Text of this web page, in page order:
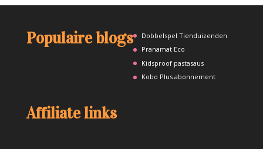
Populaire blogs
Dobbelspel Tienduizenden
Pranamat Eco
Kidsproof pastasaus
Kobo Plus abonnement
Affiliate links